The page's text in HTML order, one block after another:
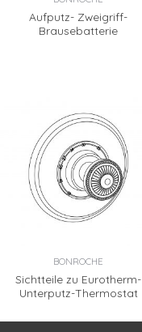
Aufputz- Zweigriff-
Brausebatterie
BONROCHE
Sichtteile zu Eurotherm-
Unterputz-Thermostat